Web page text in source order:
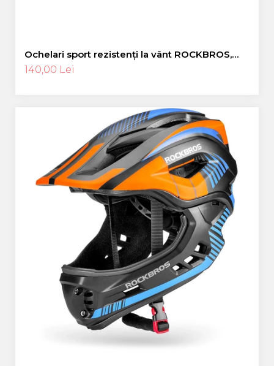
Ochelari sport rezistenți la vânt ROCKBROS,
ochelari polarizați pentru ciclism, ochelari de
soare pentru exterior -
140,00 Lei